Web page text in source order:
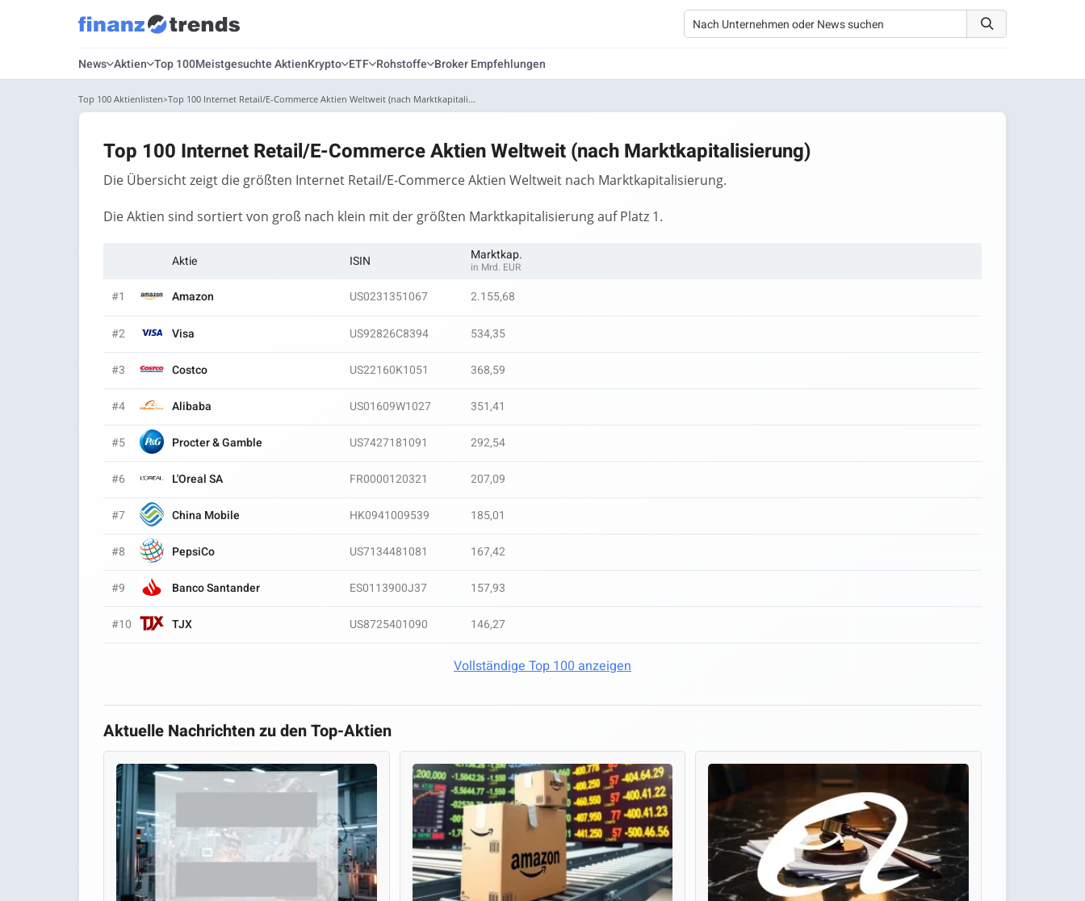
News Aktien Top 100Meistgesuchte AktienKrypto ETF Rohstoffe Broker Empfehlungen
Top 100 Aktienlisten Top 100 Internet Retail/E-Commerce Aktien Weltweit (nach Marktkapitali...
Top 100 Internet Retail/E-Commerce Aktien Weltweit (nach Marktkapitalisierung)
Die Übersicht zeigt die größten Internet Retail/E-Commerce Aktien Weltweit nach Marktkapitalisierung.
Die Aktien sind sortiert von groß nach klein mit der größten Marktkapitalisierung auf Platz 1.
Aktie ISIN Marktkap.
in Mrd. EUR
#1 Amazon US0231351067 2.155,68
#2 Visa US92826C8394 534,35
#3 Costco US22160K1051 368,59
#4 Alibaba US01609W1027 351,41
#5 Procter & Gamble US7427181091 292,54
#6 L'Oreal SA FR0000120321 207,09
#7 China Mobile HK0941009539 185,01
#8 PepsiCo US7134481081 167,42
#9 Banco Santander ES0113900J37 157,93
#10 TJX US8725401090 146,27
Vollständige Top 100 anzeigen
Aktuelle Nachrichten zu den Top-Aktien